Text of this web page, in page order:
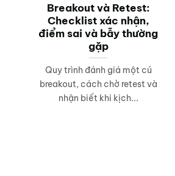
Breakout và Retest:
Checklist xác nhận,
điểm sai và bẫy thường
gặp
Quy trình đánh giá một cú
breakout, cách chờ retest và
nhận biết khi kịch...